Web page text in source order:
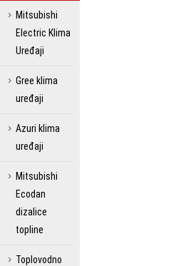
Mitsubishi
Electric Klima
Uređaji
Gree klima
uređaji
Azuri klima
uređaji
Mitsubishi
Ecodan
dizalice
topline
Toplovodno